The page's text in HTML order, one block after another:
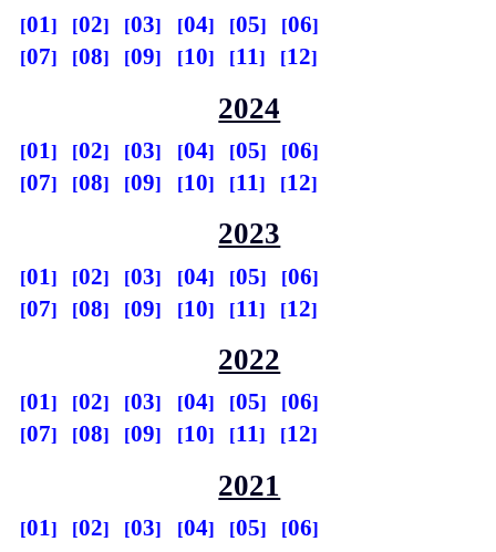
01 02 03 04 05
06
07
08 09 10 11 12
2024
01 02 03 04 05
06
07
08 09 10 11 12
2023
01 02 03 04 05
06
07
08 09 10 11 12
2022
01 02 03 04 05
06
07
08 09 10 11 12
2021
01 02 03 04 05
06